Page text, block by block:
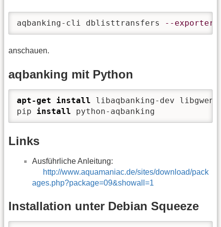
aqbanking-cli dblisttransfers --exporter
anschauen.
aqbanking mit Python
apt-get install libaqbanking-dev
pip install python-aqbanking
Links
Ausführliche Anleitung:
http://www.aquamaniac.de/sites/download/pack
ages.php?package=09&showall=1
Installation unter Debian Squeeze